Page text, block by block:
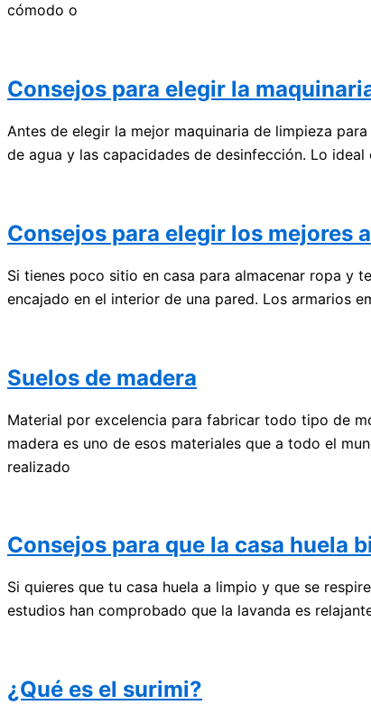
cómodo o
Consejos para elegir la
Antes de elegir la mejor maquinaria de limpieza
de agua y las capacidades de desinfección. Lo
Consejos para elegir los mejores
Si tienes poco sitio en casa para almacenar ropa y
encajado en el interior de una pared. Los armarios
Suelos de madera
Material por excelencia para fabricar todo tipo de
madera es uno de esos materiales que a todo el
realizado
Consejos para que la casa huela
Si quieres que tu casa huela a limpio y que se
estudios han comprobado que la lavanda es
¿Qué es el surimi?